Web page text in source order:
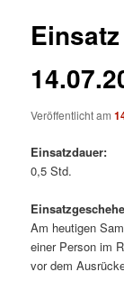
Veröffentlicht am
Einsatzdauer:
0,5 Std.
Am heutigen
einer Person im
vor dem